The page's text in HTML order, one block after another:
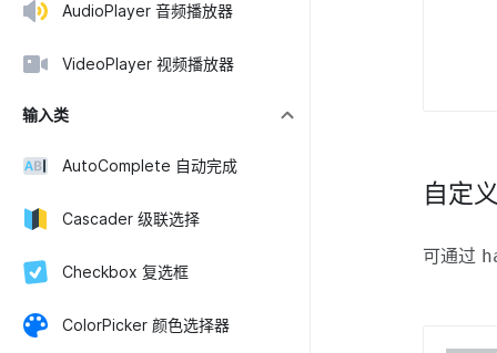
AudioPlayer 音频播放器
VideoPlayer 视频播放器
输入类
AutoComplete 自动完成
Cascader 级联选择
Checkbox 复选框
ColorPicker 颜色选择器
自定
可通过